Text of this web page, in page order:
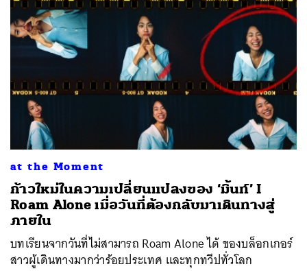
at the Moment
ก้าวใหม่ในความเปลี่ยนแปลงของ ‘มิ้นท์’ I
Roam Alone เมื่อวันที่ต้องกลับมาเดินทางสู่
ภายใน
บทเรียนจากวันที่ไม่สามารถ Roam Alone ได้ ของบล็อกเกอร์
สาวผู้เดินทางมากว่าร้อยประเทศ และทุกทวีปทั่วโลก